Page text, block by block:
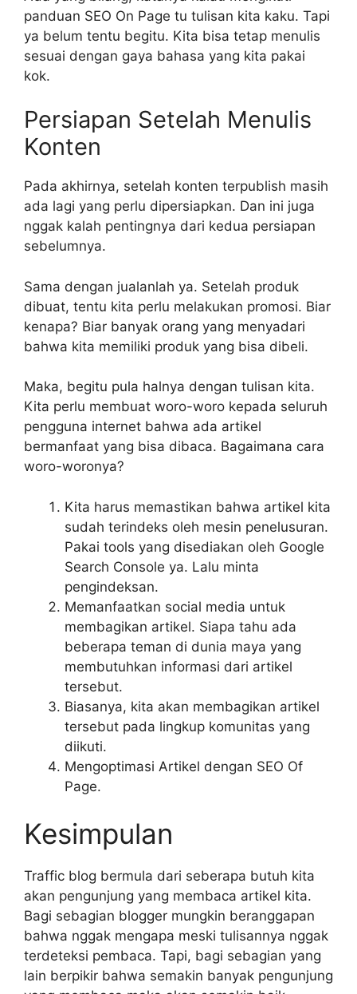
panduan SEO On Page tu tulisan kita kaku. Tapi
ya belum tentu begitu. Kita bisa tetap menulis
sesuai dengan gaya bahasa yang kita pakai
kok.
Persiapan Setelah Menulis
Konten
Pada akhirnya, setelah konten terpublish masih
ada lagi yang perlu dipersiapkan. Dan ini juga
nggak kalah pentingnya dari kedua persiapan
sebelumnya.
Sama dengan jualanlah ya. Setelah produk
dibuat, tentu kita perlu melakukan promosi. Biar
kenapa? Biar banyak orang yang menyadari
bahwa kita memiliki produk yang bisa dibeli.
Maka, begitu pula halnya dengan tulisan kita.
Kita perlu membuat woro-woro kepada seluruh
pengguna internet bahwa ada artikel
bermanfaat yang bisa dibaca. Bagaimana cara
woro-woronya?
Kita harus memastikan bahwa artikel kita
sudah terindeks oleh mesin penelusuran.
Pakai tools yang disediakan oleh Google
Search Console ya. Lalu minta
pengindeksan.
Memanfaatkan social media untuk
membagikan artikel. Siapa tahu ada
beberapa teman di dunia maya yang
membutuhkan informasi dari artikel
tersebut.
Biasanya, kita akan membagikan artikel
tersebut pada lingkup komunitas yang
diikuti.
Mengoptimasi Artikel dengan SEO Of
Page.
Kesimpulan
Traffic blog bermula dari seberapa butuh kita
akan pengunjung yang membaca artikel kita.
Bagi sebagian blogger mungkin beranggapan
bahwa nggak mengapa meski tulisannya nggak
terdeteksi pembaca. Tapi, bagi sebagian yang
lain berpikir bahwa semakin banyak pengunjung